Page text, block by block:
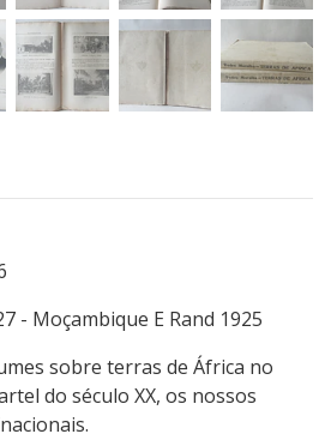
- Moçambique E Rand 1925
sobre terras de África no
do século XX, os nossos